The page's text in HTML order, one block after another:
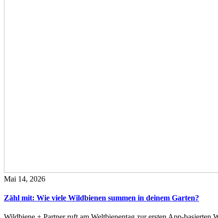
Mai 14, 2026
Zähl mit: Wie viele Wildbienen summen in deinem Garten?